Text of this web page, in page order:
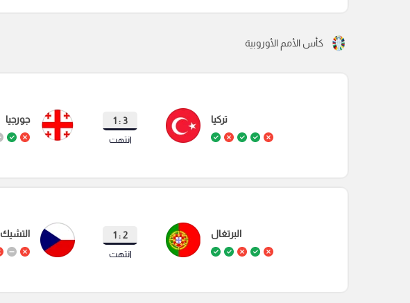
كأس الأمم الأوروبية
تركيا 3 : 1
انتهت
جورجيا
البرتغال 2 : 1
انتهت
التشيك